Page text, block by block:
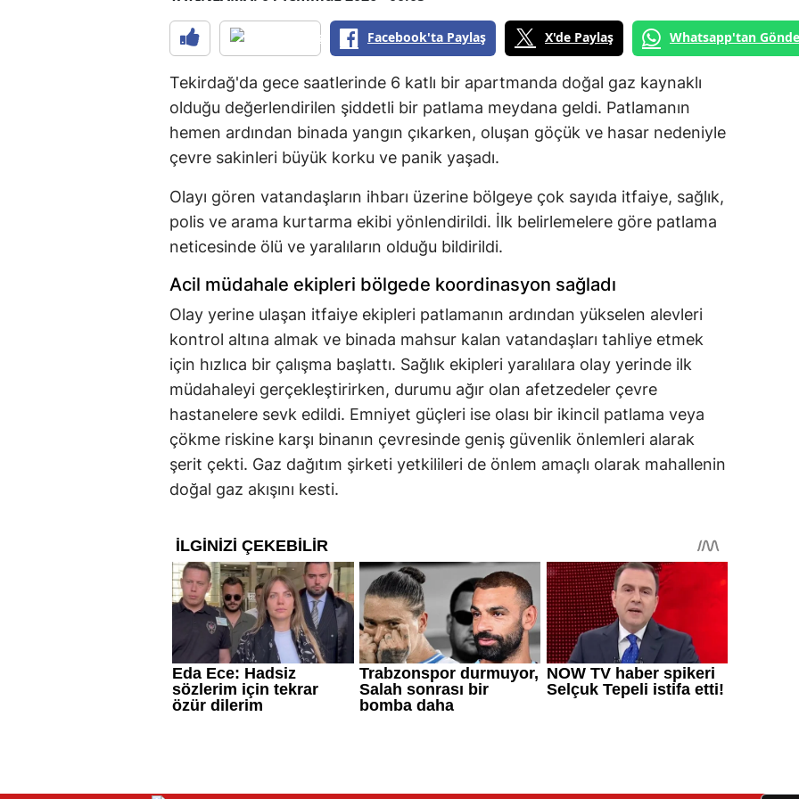
Facebook'ta Paylaş X'de Paylaş Whatsapp'tan
Tekirdağ'da gece saatlerinde 6 katlı bir apartmanda doğal gaz kaynaklı
olduğu değerlendirilen şiddetli bir patlama meydana geldi. Patlamanın
hemen ardından binada yangın çıkarken, oluşan göçük ve hasar nedeniyle
çevre sakinleri büyük korku ve panik yaşadı.
Olayı gören vatandaşların ihbarı üzerine bölgeye çok sayıda itfaiye, sağlık,
polis ve arama kurtarma ekibi yönlendirildi. İlk belirlemelere göre patlama
neticesinde ölü ve yaralıların olduğu bildirildi.
Acil müdahale ekipleri bölgede koordinasyon sağladı
Olay yerine ulaşan itfaiye ekipleri patlamanın ardından yükselen alevleri
kontrol altına almak ve binada mahsur kalan vatandaşları tahliye etmek
için hızlıca bir çalışma başlattı. Sağlık ekipleri yaralılara olay yerinde ilk
müdahaleyi gerçekleştirirken, durumu ağır olan afetzedeler çevre
hastanelere sevk edildi. Emniyet güçleri ise olası bir ikincil patlama veya
çökme riskine karşı binanın çevresinde geniş güvenlik önlemleri alarak
şerit çekti. Gaz dağıtım şirketi yetkilileri de önlem amaçlı olarak mahallenin
doğal gaz akışını kesti.